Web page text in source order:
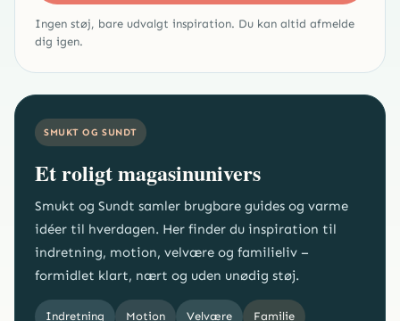
Ingen støj, bare udvalgt inspiration. Du kan altid afmelde
dig igen.
SMUKT OG SUNDT
Et roligt magasinunivers
Smukt og Sundt samler brugbare guides og varme
idéer til hverdagen. Her finder du inspiration til
indretning, motion, velvære og familieliv –
formidlet klart, nært og uden unødig støj.
Indretning Motion Velvære Familie